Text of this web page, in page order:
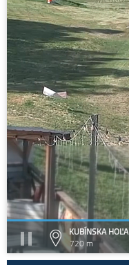
KUBÍNSKA HOĽA
720 m